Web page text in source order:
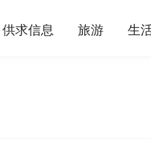
供求信息 旅游 生